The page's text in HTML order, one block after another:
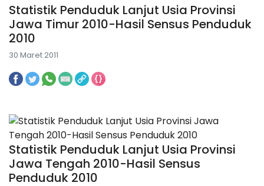
Statistik Penduduk Lanjut Usia Provinsi
Jawa Timur 2010-Hasil Sensus Penduduk
2010
30 Maret 2011
Statistik Penduduk Lanjut Usia Provinsi
Jawa Tengah 2010-Hasil Sensus
Penduduk 2010